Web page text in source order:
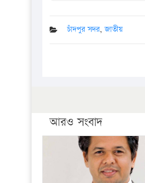
চাঁদপুর সদর,জাতীয়
আরও সংবাদ